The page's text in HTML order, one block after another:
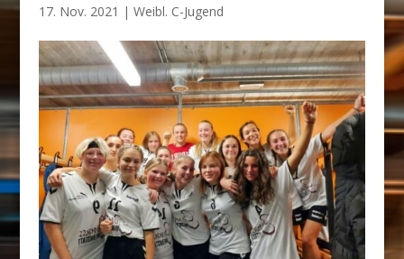
17. Nov. 2021 | Weibl. C-Jugend